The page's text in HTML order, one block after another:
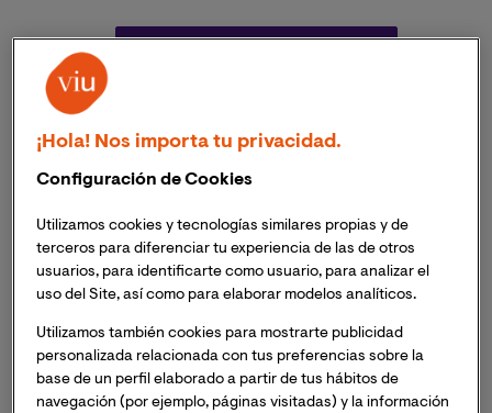
¡Hola! Nos importa tu privacidad.
Configuración de Cookies
Utilizamos cookies y tecnologías similares propias y de
terceros para diferenciar tu experiencia de las de otros
usuarios, para identificarte como usuario, para analizar el
uso del Site, así como para elaborar modelos analíticos.
Utilizamos también cookies para mostrarte publicidad
personalizada relacionada con tus preferencias sobre la
base de un perfil elaborado a partir de tus hábitos de
navegación (por ejemplo, páginas visitadas) y la información